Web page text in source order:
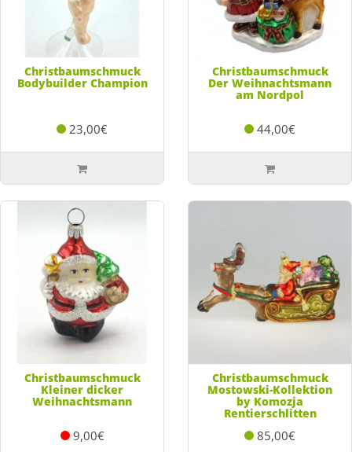
Christbaumschmuck
Bodybuilder Champion
23,00€
Christbaumschmuck
Der Weihnachtsmann
am Nordpol
44,00€
Christbaumschmuck
Kleiner dicker
Weihnachtsmann
9,00€
Christbaumschmuck
Mostowski-Kollektion
by Komozja
Rentierschlitten
85,00€